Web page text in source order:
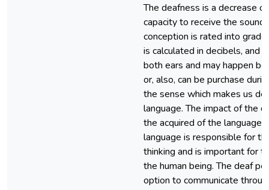
The deafness is a decrease
capacity to receive the sound
conception is rated into
is calculated in decibels, and
both ears and may happen
or, also, can be purchase
the sense which makes us
language. The impact of the
the acquired of the language
language is responsible for
thinking and is important for
the human being. The deaf
option to communicate